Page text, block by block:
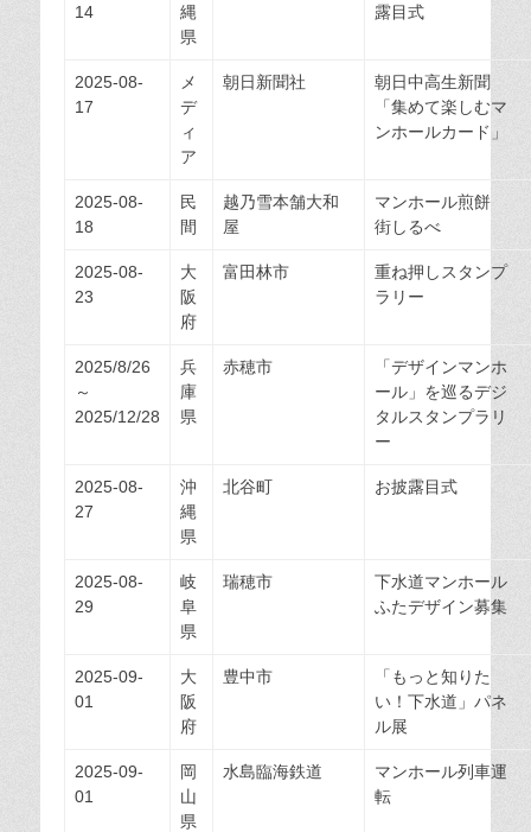
14
縄
県
露目式
2025-08-
17
メ
デ
ィ
ア
朝日新聞社
朝日中高生新聞
「集めて楽しむマ
ンホールカード」
2025-08-
18
民
間
越乃雪本舗大和
屋
マンホール煎餅
街しるべ
2025-08-
23
大
阪
府
富田林市
重ね押しスタンプ
ラリー
2025/8/26
～
2025/12/28
兵
庫
県
赤穂市
「デザインマンホ
ール」を巡るデジ
タルスタンプラリ
ー
2025-08-
27
沖
縄
県
北谷町 お披露目式
2025-08-
29
岐
阜
県
瑞穂市
下水道マンホール
ふたデザイン募集
2025-09-
01
大
阪
府
豊中市
「もっと知りた
い！下水道」パネ
ル展
2025-09-
01
岡
山
県
水島臨海鉄道
マンホール列車運
転